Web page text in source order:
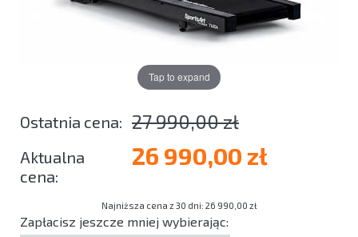
Tap to expand
27 990,00 zł
26 990,00 zł
Najniższa cena z 30 dni: 26 990,00 zł
Zapłacisz jeszcze mniej wybierając: